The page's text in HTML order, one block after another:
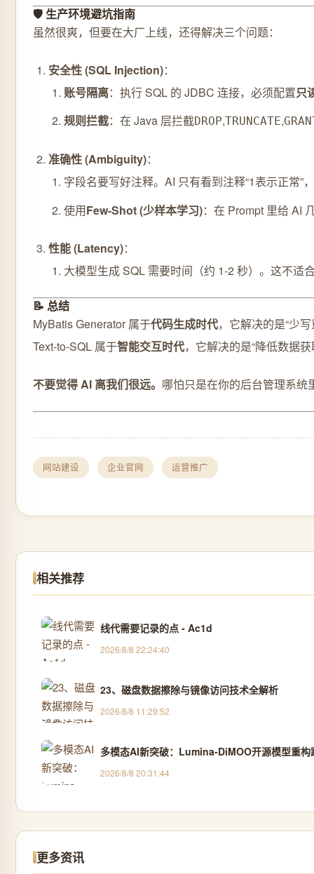
🛡️ 生产环境避坑指南
虽然很爽，但要在大厂上线，还得解决三个问题：
安全性 (SQL Injection)：
账号隔离：执行 SQL 的 JDBC 连接，必须配置只
规则拦截：在 Java 层拦截DROP,TRUNCATE,
准确性 (Ambiguity)：
字段名要写好注释。AI 只有看到注释“1表示正常”
使用Few-Shot (少样本学习)：在 Prompt 里给 AI
性能 (Latency)：
大模型生成 SQL 需要时间（约 1-2 秒）。这不适
📝 总结
MyBatis Generator 属于代码生成时代，它解决的是“少
Text-to-SQL 属于智能交互时代，它解决的是“降低数据获
不要觉得 AI 离我们很远。 哪怕只是在你的后台管理系
网站建设 企业官网 运营推广
相关推荐
线代需要记录的点 - Ac1d
2026/8/8 22:24:40
23、磁盘数据擦除与镜像访问技术全解析
2026/8/8 11:29:52
多模态AI新突破：Lumina-DiMOO开源模型重构
2026/8/8 20:31:44
更多资讯